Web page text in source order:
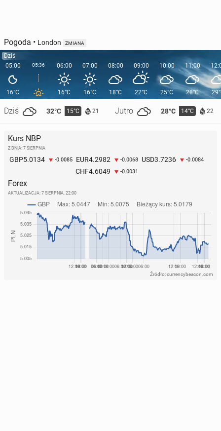
Pogoda • London ZMIANA
Dziś
05:00
16°C
Dziś 32°C 15°C 21 Jutro 28°C 14°C 22
05:36 06:00
16°C
07:00
16°C
08:00
18°C
09:00
22°C
10:00
25°C
11:00
28°C
Kurs NBP
Z DNIA: 7 SIERPNIA
GBP5.0134 -0.0085 EUR4.2982 -0.0068 USD3.7236 -0.0084
CHF4.6049 -0.0031
Forex
AKTUALIZACJA: 7 SIERPNIA, 22:00
Źródło: currencybeacon.com